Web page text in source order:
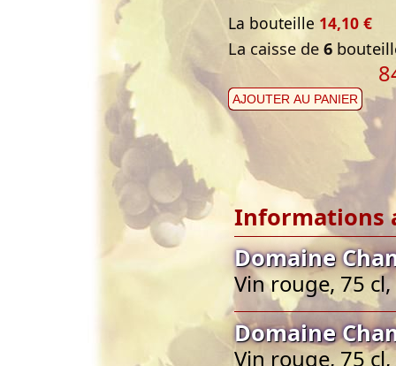
La bouteille 14,10 €
La caisse de 6
AJOUTER AU PANIER
Informations
Domaine
Vin rouge, 75
Domaine
Vin rouge, 75